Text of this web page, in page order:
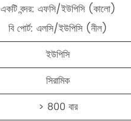
একটি বন্দর: এফসি/ইউপিসি (কালো)
বি পোর্ট: এলসি/ইউপিসি (নীল)
ইউপিসি
সিরামিক
> 800 বার